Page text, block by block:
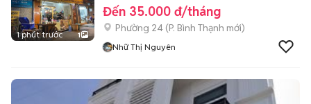
1 phút trước 1
Đến 35.000 đ/tháng
Phường 24 (P. Bình Thạnh mới)
Nhữ Thị Nguyên